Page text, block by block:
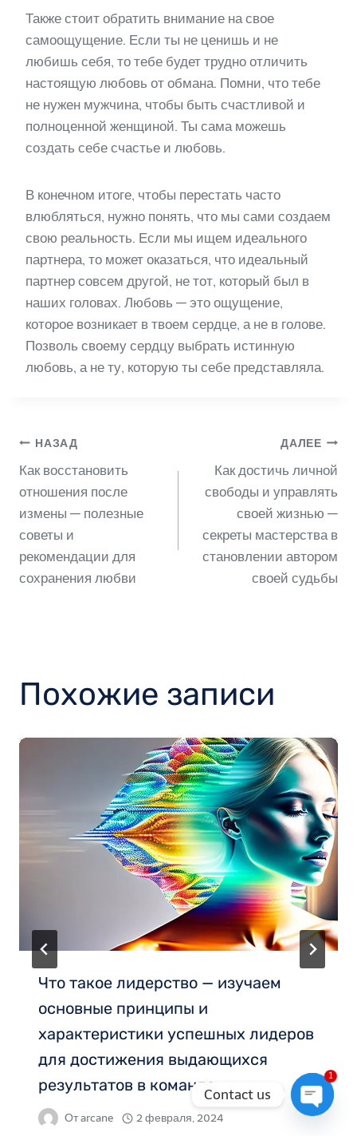
Также стоит обратить внимание на свое
самоощущение. Если ты не ценишь и не
любишь себя, то тебе будет трудно отличить
настоящую любовь от обмана. Помни, что тебе
не нужен мужчина, чтобы быть счастливой и
полноценной женщиной. Ты сама можешь
создать себе счастье и любовь.
В конечном итоге, чтобы перестать часто
влюбляться, нужно понять, что мы сами создаем
свою реальность. Если мы ищем идеального
партнера, то может оказаться, что идеальный
партнер совсем другой, не тот, который был в
наших головах. Любовь — это ощущение,
которое возникает в твоем сердце, а не в голове.
Позволь своему сердцу выбрать истинную
любовь, а не ту, которую ты себе представляла.
Навигация
по
записям
НАЗАД
Как восстановить
отношения после
измены — полезные
советы и
рекомендации для
сохранения любви
ДАЛЕЕ
Как достичь личной
свободы и управлять
своей жизнью —
секреты мастерства в
становлении автором
своей судьбы
Похожие записи
Что такое лидерство — изучаем
основные принципы и
характеристики успешных лидеров
для достижения выдающихся
результатов в команде
Отarcane 2 февраля, 2024
Contact us
1